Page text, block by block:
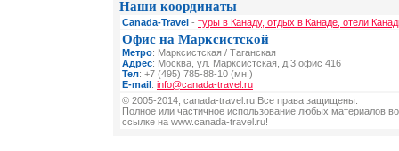
Наши координаты
Canada-Travel - туры в Канаду, отдых в Канаде, отели
Офис на Марксистской
Метро: Марксистская / Таганская
Адрес: Москва, ул. Марксистская, д 3 офис 416
Тел: +7 (495) 785-88-10 (мн.)
E-mail: info@canada-travel.ru
© 2005-2014, canada-travel.ru Все права защищены.
Полное или частичное использование любых материалов
ссылке на www.canada-travel.ru!